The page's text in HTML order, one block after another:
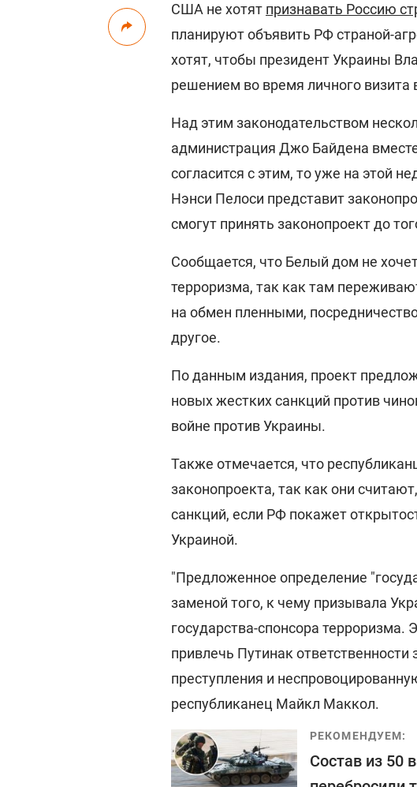
США не хотят признавать Россию
планируют объявить РФ страной-
хотят, чтобы президент Украины
решением во время личного
Над этим законодательством
администрация Джо Байдена
согласится с этим, то уже на этой
Нэнси Пелоси представит
смогут принять законопроект до
Сообщается, что Белый дом не
терроризма, так как там
на обмен пленными,
другое.
По данным издания, проект
новых жестких санкций против
войне против Украины.
Также отмечается, что
законопроекта, так как они
санкций, если РФ покажет
Украиной.
"Предложенное определение
заменой того, к чему призывала
государства-спонсора
привлечь Путинак
преступления и
республиканец Майкл Маккол.
РЕКОМЕНДУЕМ:
Состав из 50